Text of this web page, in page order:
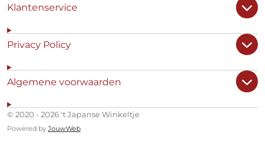
Klantenservice
Privacy Policy
Algemene voorwaarden
© 2020 - 2026 't Japanse Winkeltje
Powered by JouwWeb